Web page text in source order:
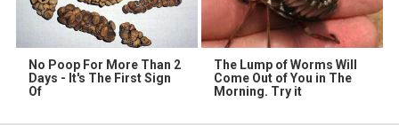
No Poop For More Than 2
Days - It's The First Sign
Of
The Lump of Worms Will
Come Out of You in The
Morning. Try it